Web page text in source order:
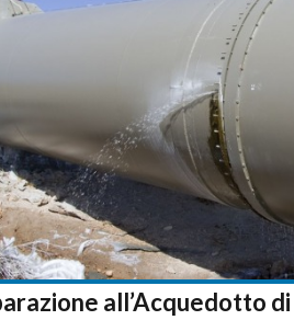
all’Acquedotto